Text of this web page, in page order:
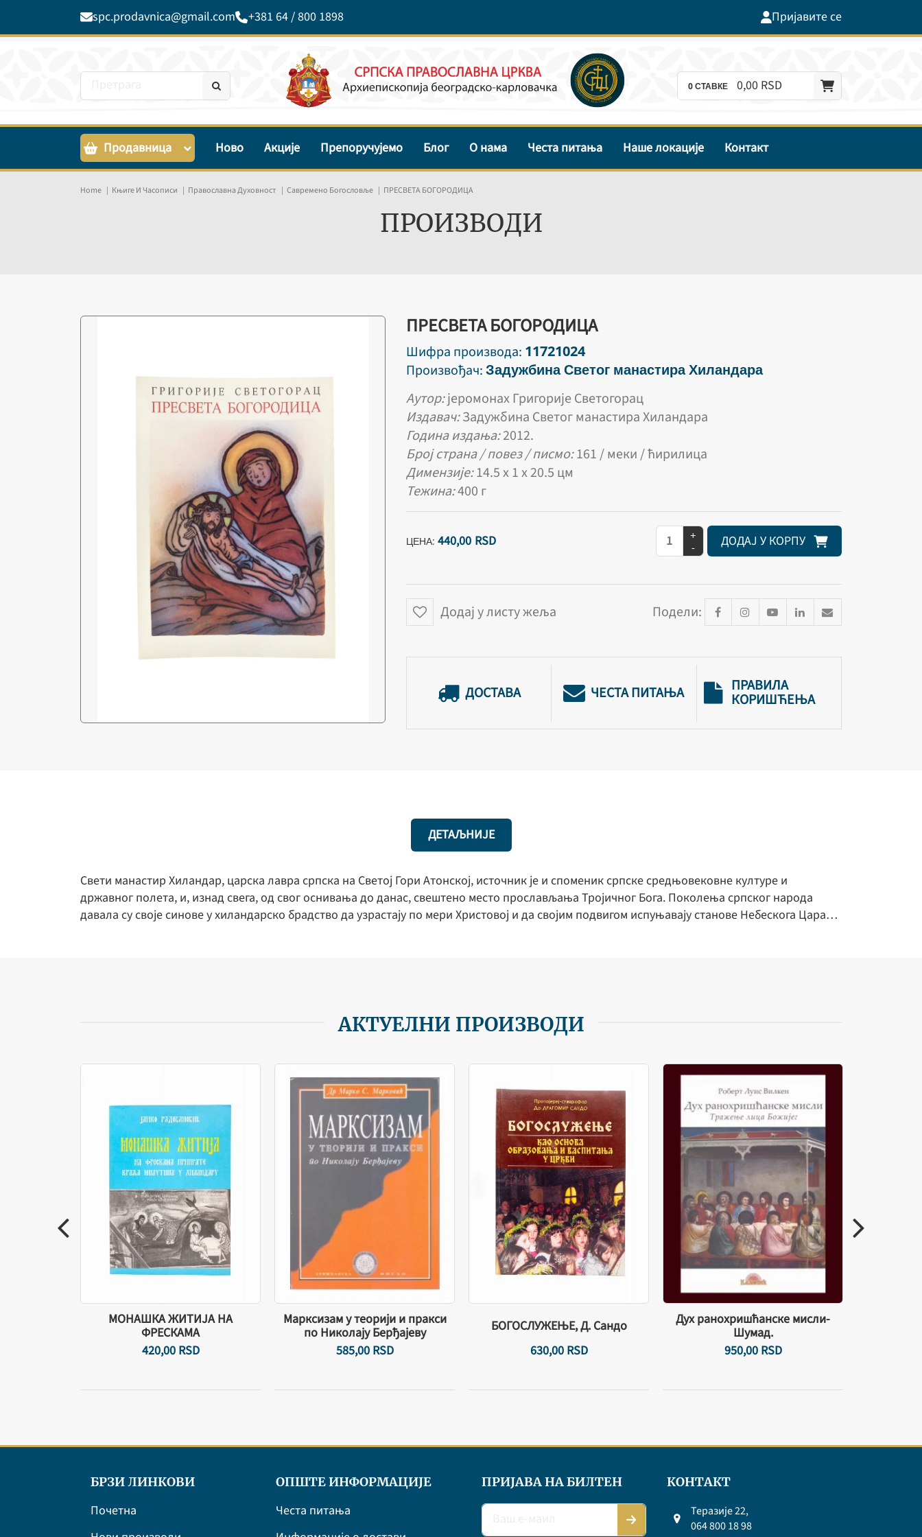
spc.prodavnica@gmail.com +381 64 / 800 1898 Пријавите се
0СТАВКЕ 0,00 RSD
Продавница Ново Акције Препоручујемо Блог О нама Честа питања Наше локације Контакт
Home Књиге И Часописи Православна Духовност Савремено Богословље ПРЕСВЕТА БОГОРОДИЦА
ПРОИЗВОДИ
ПРЕСВЕТА БОГОРОДИЦА
Шифра производа: 11721024
Произвођач:Задужбина Светог манастира Хиландара
Аутор:јеромонахГригорије Светогорац
Издавач:Задужбина Светог манастира Хиландара
Година издања:2012.
Број страна / повез / писмо:161 / меки / ћирилица
Димензије:14.5 х 1 х 20.5 цм
Тежина:400 г
ЦЕНА: 440,00 RSD
+
-
Додај у листу жеља Подели:
ДОСТАВА ЧЕСТА ПИТАЊА ПРАВИЛА
КОРИШЋЕЊА
ДЕТАЉНИЈЕ
Свети манастир Хиландар, царска лавра српска на Светој Гори Атонској, источник је и споменик српске средњовековне културе и
државног полета, и, изнад свега, од свог оснивања до данас, свештено место прослављања Тројичног Бога. Поколења српског народа
давала су своје синове у хиландарско брадство да узрастају по мери Христовој и да својим подвигом испуњавају станове Небескога Цара…
АКТУЕЛНИ ПРОИЗВОДИ
МОНАШКА ЖИТИЈА НА
ФРЕСКАМА
420,00 RSD
Марксизам у теорији и пракси
по Николају Берђајеву
585,00 RSD
БОГОСЛУЖЕЊЕ, Д. Сандо
630,00 RSD
Дух ранохришћанске мисли-
Шумад.
950,00 RSD
БРЗИ ЛИНКОВИ
Почетна
ОПШТЕ ИНФОРМАЦИЈЕ
Честа питања
ПРИЈАВА НА БИЛТЕН КОНТАКТ
Теразије 22,
064 800 18 98